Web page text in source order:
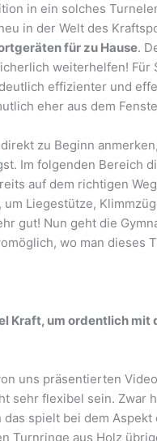
in ein solches
in der Welt des
für zu Hause.
weiterhelfen!
effizienter und
eher aus dem
zu Beginn
Im folgenden Bereich
auf dem richtigen
um Liegestütze,
gut! Nun geht die
wo man dieses
Kraft, um ordentlich mit
uns präsentierten
sehr flexibel sein. Zwar
das spielt bei dem
Turnringe aus Holz